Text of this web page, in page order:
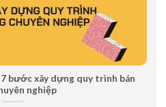
bước xây dựng quy trình bán
nghiệp